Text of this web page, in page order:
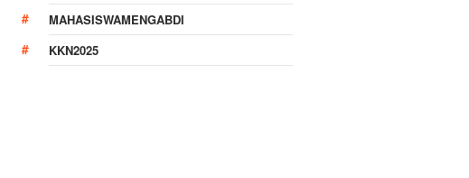
MAHASISWAMENGABDI
KKN2025